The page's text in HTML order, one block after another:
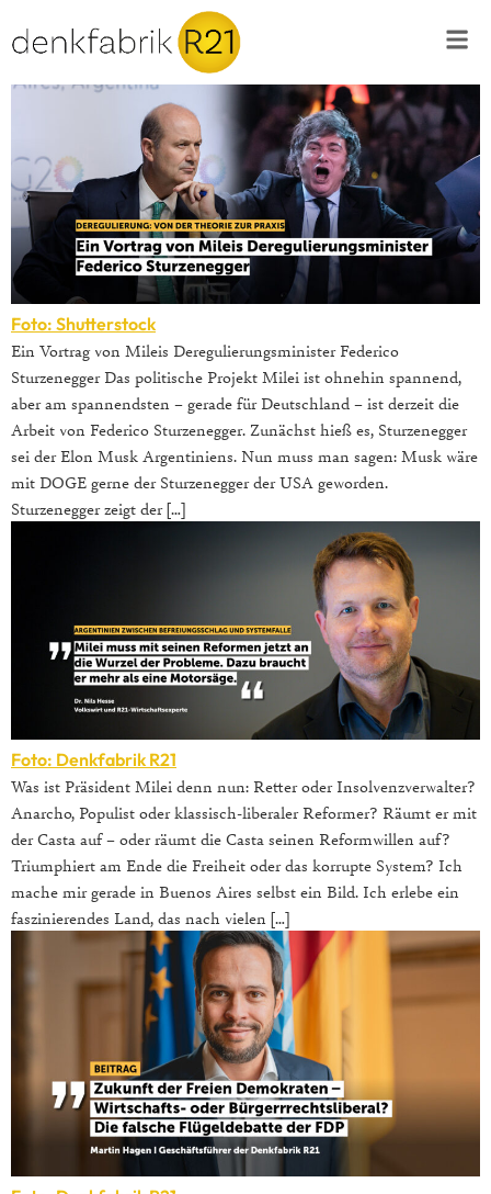
Foto: Shutterstock
Ein Vortrag von Mileis Deregulierungsminister Federico
Sturzenegger Das politische Projekt Milei ist ohnehin spannend,
aber am spannendsten – gerade für Deutschland – ist derzeit die
Arbeit von Federico Sturzenegger. Zunächst hieß es, Sturzenegger
sei der Elon Musk Argentiniens. Nun muss man sagen: Musk wäre
mit DOGE gerne der Sturzenegger der USA geworden.
Sturzenegger zeigt der […]
Foto: Denkfabrik R21
Was ist Präsident Milei denn nun: Retter oder Insolvenzverwalter?
Anarcho, Populist oder klassisch-liberaler Reformer? Räumt er mit
der Casta auf – oder räumt die Casta seinen Reformwillen auf?
Triumphiert am Ende die Freiheit oder das korrupte System? Ich
mache mir gerade in Buenos Aires selbst ein Bild. Ich erlebe ein
faszinierendes Land, das nach vielen […]